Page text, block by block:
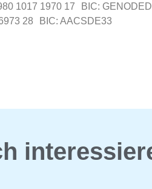
1017 1970 17 BIC:
28 BIC: AACSDE33